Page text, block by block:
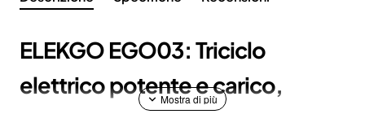
ELEKGO EGO03: Triciclo
elettrico potente e carico,
perfetto per la città.